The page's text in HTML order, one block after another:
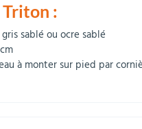
:
sablé ou ocre sablé
à monter sur pied par